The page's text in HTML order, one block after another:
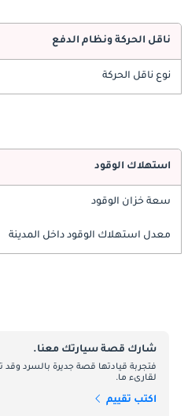
ناقل الحركة ونظام الدفع
نوع ناقل الحركة
استهلاك الوقود
سعة خزان الوقود
معدل استهلاك الوقود داخل المدينة
شارك قصة سيارتك معنا.
فتجربة قيادتها قصة جديرة بالسرد وقد
لقارىء ما.
اكتب تقييم